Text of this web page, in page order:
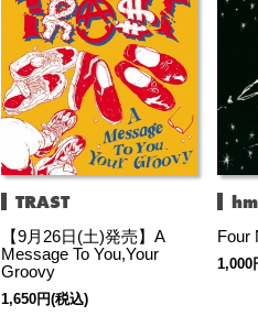
TRAST
【9月26日(土)発売】A
Message To You,Your
Groovy
1,650円(税込)
Four
1,000